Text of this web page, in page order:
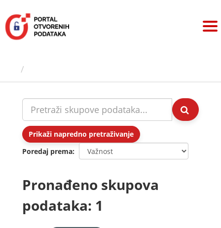
sadržaj
Prikaži napredno pretraživanje
Poredaj prema
Pronađeno skupova
podataka: 1